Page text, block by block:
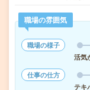
職場の雰囲気
職場の様子
活気
仕事の仕方
テキ